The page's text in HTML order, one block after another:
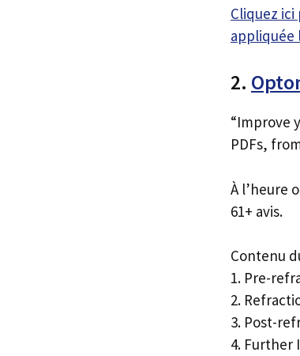
Cliquez
appliquée
2.
“Improve
PDFs,
À l’heure
61+ avis.
Contenu
1. Pre-
2.
3. Post-
4. Further